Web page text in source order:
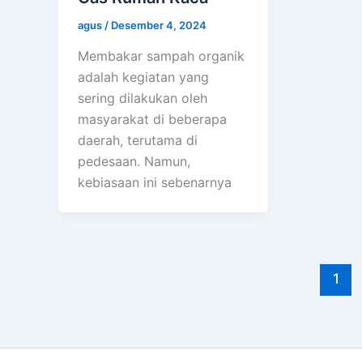
agus / Desember 4, 2024
Membakar sampah organik
adalah kegiatan yang
sering dilakukan oleh
masyarakat di beberapa
daerah, terutama di
pedesaan. Namun,
kebiasaan ini sebenarnya
1